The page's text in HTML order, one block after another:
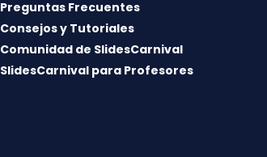
Preguntas Frecuentes
Consejos y Tutoriales
Comunidad de SlidesCarnival
SlidesCarnival para Profesores